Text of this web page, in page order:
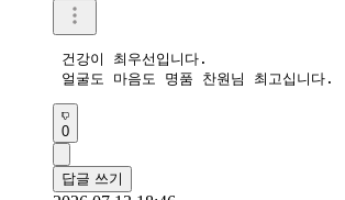
건강이 최우선입니다.
얼굴도 마음도 명품 찬원님 최고십니다.
0
답글 쓰기